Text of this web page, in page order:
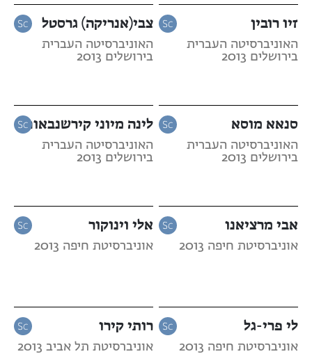
זיו רובין
האוניברסיטה העברית
בירושלים 2013
צבי(אנריקה) גרסטל
האוניברסיטה העברית
בירושלים 2013
סנאא מוסא
האוניברסיטה העברית
בירושלים 2013
לינה מיוני קירשנבאום
האוניברסיטה העברית
בירושלים 2013
אבי מרציאנו
אוניברסיטת חיפה 2013
אלי וינוקור
אוניברסיטת חיפה 2013
לי פרי-גל
אוניברסיטת חיפה 2013
רותי קירו
אוניברסיטת תל אביב 2013